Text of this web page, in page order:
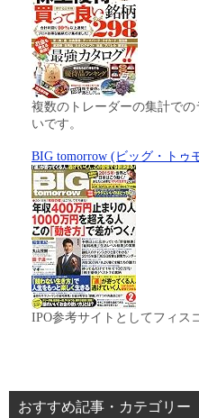
複数のトレーダーの集計で
いです。
BIG tomorrow (ビッグ・トゥ
IPO参考サイトとしてフィス
おすすめ記事・カテゴリー